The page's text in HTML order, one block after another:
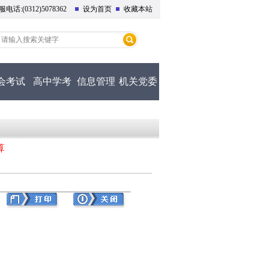
电话:(0312)5078362 设为首页 收藏本站
考试 高中学考 信息管理 机关党委